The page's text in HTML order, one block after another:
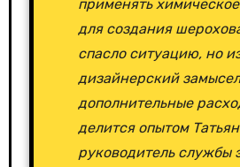
применять
для создания
спасло ситуацию, но
дизайнерский
дополнительные
делится опытом
руководитель службы